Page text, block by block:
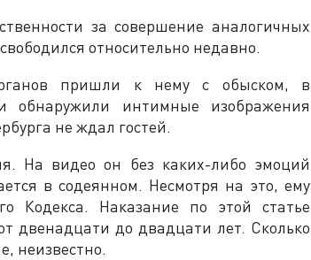
за совершение аналогичных
относительно недавно.
пришли к нему с обыском, в
обнаружили интимные изображения
не ждал гостей.
На видео он без каких-либо эмоций
в содеянном. Несмотря на это, ему
Кодекса. Наказание по этой статье
двенадцати до двадцати лет. Сколько
неизвестно.